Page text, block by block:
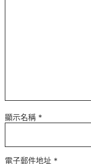
顯示名稱 *
電子郵件地址 *